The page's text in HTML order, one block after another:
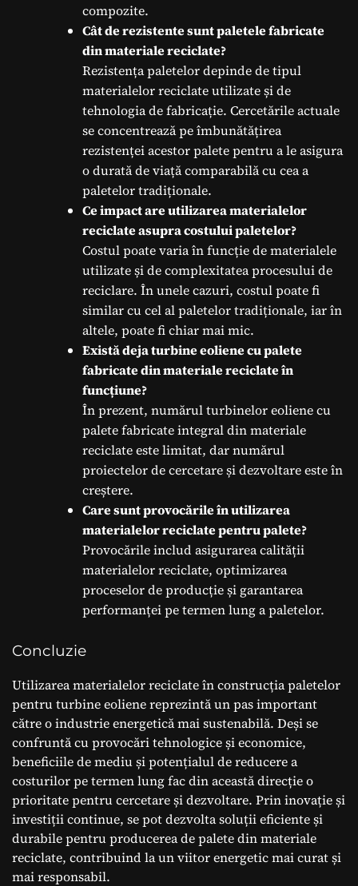
compozite.
Cât de rezistente sunt paletele fabricate
din materiale reciclate?
Rezistența paletelor depinde de tipul
materialelor reciclate utilizate și de
tehnologia de fabricație. Cercetările actuale
se concentrează pe îmbunătățirea
rezistenței acestor palete pentru a le asigura
o durată de viață comparabilă cu cea a
paletelor tradiționale.
Ce impact are utilizarea materialelor
reciclate asupra costului paletelor?
Costul poate varia în funcție de materialele
utilizate și de complexitatea procesului de
reciclare. În unele cazuri, costul poate fi
similar cu cel al paletelor tradiționale, iar în
altele, poate fi chiar mai mic.
Există deja turbine eoliene cu palete
fabricate din materiale reciclate în
funcțiune?
În prezent, numărul turbinelor eoliene cu
palete fabricate integral din materiale
reciclate este limitat, dar numărul
proiectelor de cercetare și dezvoltare este în
creștere.
Care sunt provocările în utilizarea
materialelor reciclate pentru palete?
Provocările includ asigurarea calității
materialelor reciclate, optimizarea
proceselor de producție și garantarea
performanței pe termen lung a paletelor.
Concluzie
Utilizarea materialelor reciclate în construcția paletelor
pentru turbine eoliene reprezintă un pas important
către o industrie energetică mai sustenabilă. Deși se
confruntă cu provocări tehnologice și economice,
beneficiile de mediu și potențialul de reducere a
costurilor pe termen lung fac din această direcție o
prioritate pentru cercetare și dezvoltare. Prin inovație și
investiții continue, se pot dezvolta soluții eficiente și
durabile pentru producerea de palete din materiale
reciclate, contribuind la un viitor energetic mai curat și
mai responsabil.